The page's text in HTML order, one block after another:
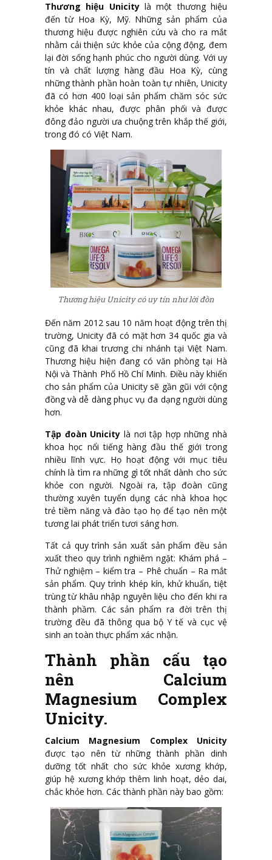
Thương hiệu Unicitylà một thương hiệu
đến từ Hoa Kỳ, Mỹ. Những sản phẩm của
thương hiệu được nghiên cứu và cho ra mắt
nhằm cải thiện sức khỏe của cộng động, đem
lại đời sống hạnh phúc cho người dùng. Với uy
tín và chất lượng hàng đầu Hoa Kỳ, cùng
những thành phần hoàn toàn tự nhiên, Unicity
đã có hơn 400 loại sản phẩm chăm sóc sức
khỏe khác nhau, được phân phối và được
đông đảo người ưa chuộng trên khắp thế giới,
trong đó có Việt Nam.
Thương hiệu Unicity có uy tín như lời đồn
Đến năm 2012 sau 10 năm hoạt động trên thị
trường, Unicity đã có mặt hơn 34 quốc gia và
cũng đã khai trương chi nhánh tại Việt Nam.
Thương hiệu hiện đang có văn phòng tại Hà
Nội và Thành Phố Hồ Chí Minh. Điều này khiến
cho sản phẩm của Unicity sẽ gần gũi với cộng
đồng và dễ dàng phục vụ đa dạng người dùng
hơn.
Tập đoàn Unicity là nơi tập hợp những nhà
khoa học nổi tiếng hàng đầu thế giới trong
nhiều lĩnh vực. Họ hoạt động với mục tiêu
chính là tìm ra những gì tốt nhất dành cho sức
khỏe con người. Ngoài ra, tập đoàn cũng
thường xuyên tuyển dụng các nhà khoa học
trẻ tiềm năng và đào tạo họ để tạo nên một
tương lai phát triển tươi sáng hơn.
Tất cả quy trình sản xuất sản phẩm đều sản
xuất theo quy trình nghiêm ngặt: Khám phá –
Thử nghiệm – kiểm tra – Phê chuẩn – Ra mắt
sản phẩm. Quy trình khép kín, khử khuẩn, tiệt
trùng từ khâu nhập nguyên liệu cho đến khi ra
thành phầm. Các sản phẩm ra đời trên thị
trường đều đã thông qua bộ Y tế và cục vệ
sinh an toàn thực phẩm xác nhận.
Thành phần cấu tạo
nên Calcium
Magnesium Complex
Unicity.
Calcium Magnesium Complex Unicity
được tạo nên từ những thành phần dinh
dưỡng tốt nhất cho sức khỏe xương khớp,
giúp hệ xương khớp thêm linh hoạt, dẻo dai,
chắc khỏe hơn. Các thành phần này bao gồm: